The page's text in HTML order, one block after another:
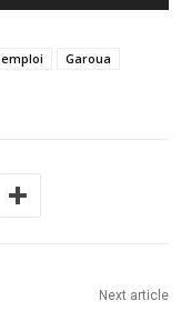
emploi
Garoua
Next article